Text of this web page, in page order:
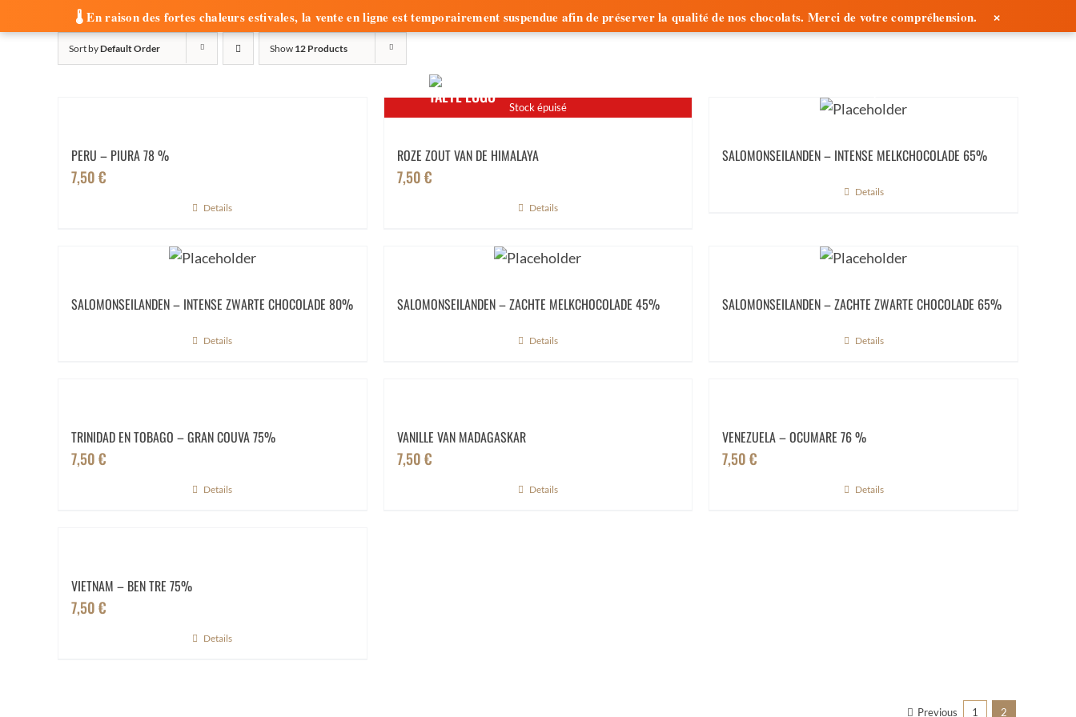
🌡️ En raison des fortes chaleurs estivales, la vente en ligne est temporairement suspendue afin de préserver la qualité de nos chocolats. Merci de votre compréhension. ×
Sort byDefault Order Show 12 Products
PERU – PIURA 78 %
7,50€
Details
Stock épuisé
ROZE ZOUT VAN DE HIMALAYA
7,50€
Details
SALOMONSEILANDEN – INTENSE MELKCHOCOLADE 65%
Details
SALOMONSEILANDEN – INTENSE ZWARTE CHOCOLADE 80%
Details
SALOMONSEILANDEN – ZACHTE MELKCHOCOLADE 45%
Details
SALOMONSEILANDEN – ZACHTE ZWARTE CHOCOLADE 65%
Details
TRINIDAD EN TOBAGO – GRAN COUVA 75%
7,50€
Details
VANILLE VAN MADAGASKAR
7,50€
Details
VENEZUELA – OCUMARE 76 %
7,50€
Details
VIETNAM – BEN TRE 75%
7,50€
Details
Previous 1 2